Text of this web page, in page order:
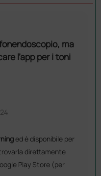
ma
l’app per i toni
ed è disponibile per
direttamente
Play Store (per